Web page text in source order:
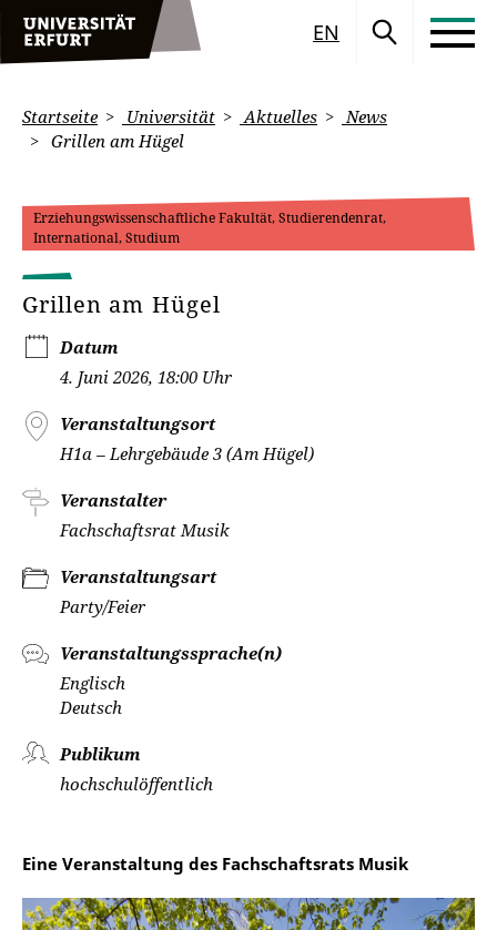
EN
Startseite Universität Aktuelles
News
Grillen am Hügel
Erziehungswissenschaftliche Fakultät, Studierendenrat,
International, Studium
Grillen am Hügel
Datum
4. Juni 2026, 18:00 Uhr
Veranstaltungsort
H1a – Lehrgebäude 3 (Am Hügel)
Veranstalter
Fachschaftsrat Musik
Veranstaltungsart
Party/Feier
Veranstaltungssprache(n)
Englisch
Deutsch
Publikum
hochschulöffentlich
Eine Veranstaltung des Fachschaftsrats Musik